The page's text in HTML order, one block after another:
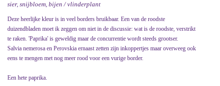
sier, snijbloem, bijen / vlinderplant
Deze heerlijke kleur is in veel borders bruikbaar. Een van de roodste
duizendbladen moet ik zeggen om niet in de discussie: wat is de roodste, verstrikt
te raken. 'Paprika' is geweldig maar de concurrentie wordt steeds grootser.
Salvia nemerosa en Perovskia ernaast zetten zijn inkoppertjes maar overweeg ook
eens te mengen met nog meer rood voor een vurige border.
Een hete paprika.